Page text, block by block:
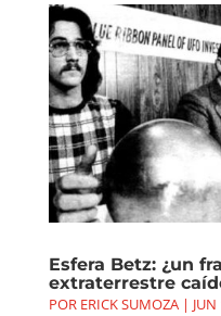
Esfera Betz: ¿un
extraterrestre
POR ERICK SUMOZA|